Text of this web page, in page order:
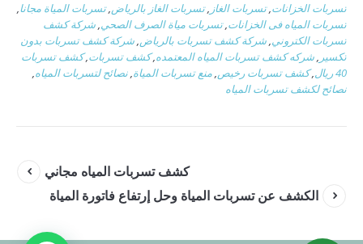
تسربات الخزانات,تسربات الغاز ,تسربات الغاز بالرياض,تسربات المياة مجانا,
تسربات المياه فى الخزانات,تسربات مياة الصرف الصحي,شركة كشف
تسربات الكتروني,شركة كشف تسربات بالرياض,شركة كشف تسربات بدون
تكسير ,شركه كشف تسربات المياه المعتمده,كشف تسربات,كشف تسربات
40 ريال
,كشف تسربات رخيص,منع تسربات المياة,نصائح لتسربات المياه,
نصائح لكشف تسربات المياه
كشف تسربات المياه مجاني
الكشف عن تسربات المياة وحل إرتفاع فاتورة المياة